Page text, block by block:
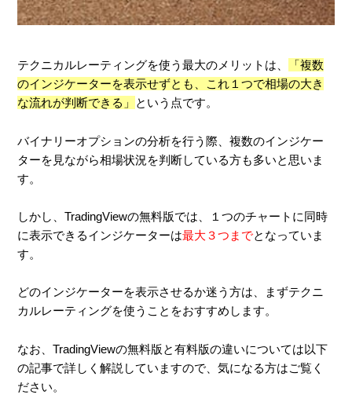
テクニカルレーティングを使う最大のメリットは、
「複数
のインジケーターを表示せずとも、これ１つで相場の大き
な流れが判断できる」 という点です。
バイナリーオプションの分析を行う際、複数のインジケー
ターを見ながら相場状況を判断している方も多いと思いま
す。
しかし、TradingViewの無料版では、１つのチャートに同時
に表示できるインジケーターは最大３つまでとなっていま
す。
どのインジケーターを表示させるか迷う方は、まずテクニ
カルレーティングを使うことをおすすめします。
なお、TradingViewの無料版と有料版の違いについては以下
の記事で詳しく解説していますので、気になる方はご覧く
ださい。